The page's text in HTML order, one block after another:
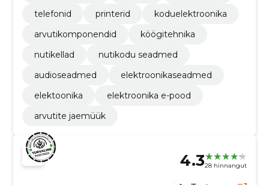
telefonid
printerid
koduelektroonika
arvutikomponendid
köögitehnika
nutikellad
nutikodu seadmed
audioseadmed
elektroonikaseadmed
elektoonika
elektroonika e-pood
arvutite jaemüük
4.328 hinnangut